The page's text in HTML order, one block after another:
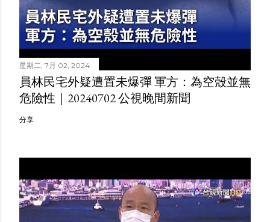
星期二, 7月 02, 2024
員林民宅外疑遭置未爆彈 軍方：為空殼並無
危險性｜20240702 公視晚間新聞
分享